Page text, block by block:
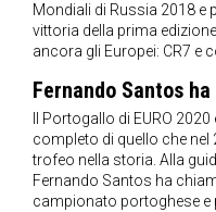
Mondiali di Russia 2018 e
vittoria della prima
ancora gli Europei: CR7 e
Fernando Santos
Il Portogallo di EURO
completo di quello che
trofeo nella storia. Alla
Fernando Santos ha
campionato portoghese e